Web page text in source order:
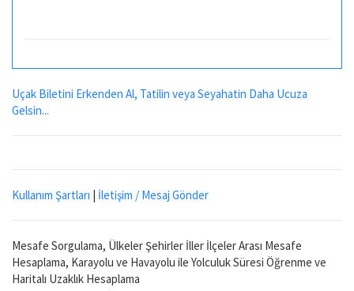
Uçak Biletini Erkenden Al, Tatilin veya Seyahatin Daha Ucuza
Gelsin...
Kullanım Şartları | İletişim / Mesaj Gönder
Mesafe Sorgulama, Ülkeler Şehirler İller İlçeler Arası Mesafe
Hesaplama, Karayolu ve Havayolu ile Yolculuk Süresi Öğrenme ve
Haritalı Uzaklık Hesaplama